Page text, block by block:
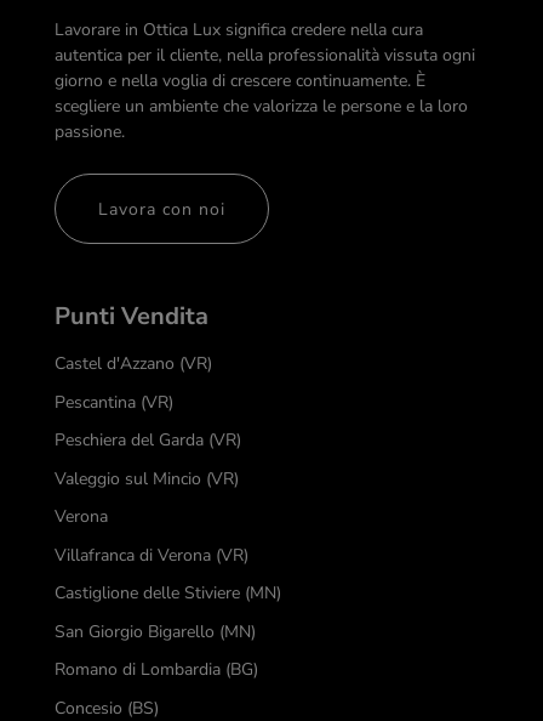
Punti Vendita
Castel d'Azzano (VR)
Pescantina (VR)
Peschiera del Garda (VR)
Valeggio sul Mincio (VR)
Verona
Villafranca di Verona (VR)
Castiglione delle Stiviere (MN)
San Giorgio Bigarello (MN)
Romano di Lombardia (BG)
Concesio (BS)
Lavorare in Ottica Lux significa credere nella cura
autentica per il cliente, nella professionalità vissuta ogni
giorno e nella voglia di crescere continuamente. È
scegliere un ambiente che valorizza le persone e la loro
passione.
Lavora con noi